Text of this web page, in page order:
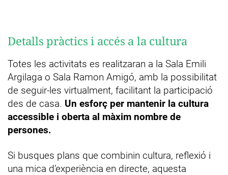
Detalls pràctics i accés a la cultura
Totes les activitats es realitzaran a la Sala Emili
Argilaga o Sala Ramon Amigó, amb la possibilitat
de seguir-les virtualment, facilitant la participació
des de casa. Un esforç per mantenir la cultura
accessible i oberta al màxim nombre de
persones.
Si busques plans que combinin cultura, reflexió i
una mica d’experiència en directe, aquesta